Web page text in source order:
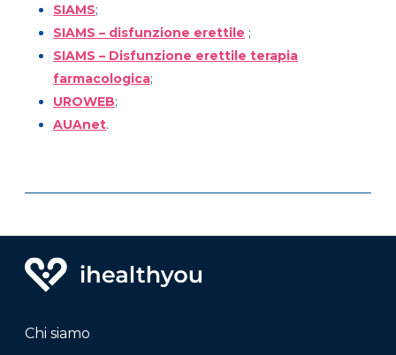
SIAMS;
SIAMS – disfunzione erettile ;
SIAMS – Disfunzione erettile terapia
farmacologica;
UROWEB;
AUAnet.
Chi siamo